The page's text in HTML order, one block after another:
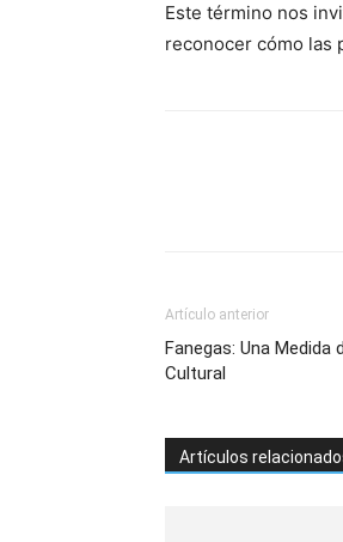
Este término nos
reconocer cómo las
Artículo anterior
Fanegas: Una
Cultural
Artículos